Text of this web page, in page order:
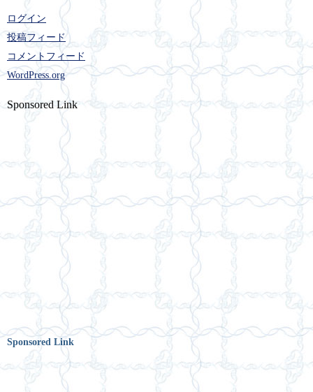
ログイン
投稿フィード
コメントフィード
WordPress.org
Sponsored Link
Sponsored Link